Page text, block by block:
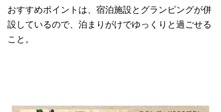
おすすめポイントは、宿泊施設とグランピングが併
設しているので、泊まりがけでゆっくりと過ごせる
こと。